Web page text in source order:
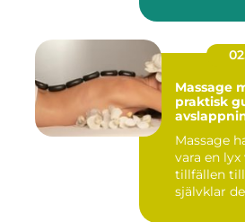
Massage
praktisk
Massage
vara en
tillfällen
självklar